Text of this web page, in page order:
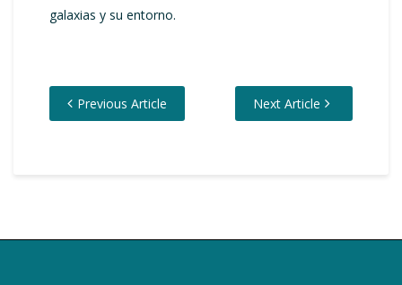
galaxias y su entorno.
Previous Article Next Article